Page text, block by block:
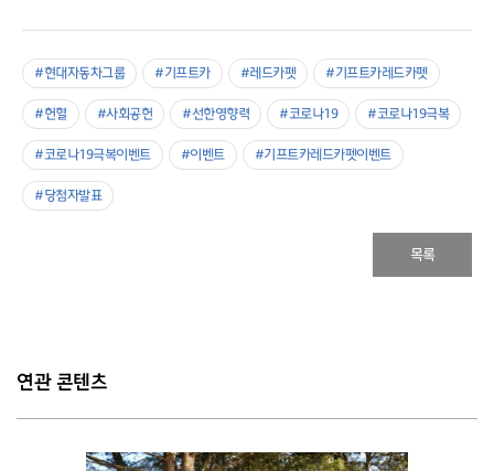
#현대자동차그룹 #기프트카 #레드카펫 #기프트카레드카펫
#헌혈 #사회공헌 #선한영향력 #코로나19 #코로나19극복
#코로나19극복이벤트 #이벤트 #기프트카레드카펫이벤트
#당첨자발표
목록
연관 콘텐츠